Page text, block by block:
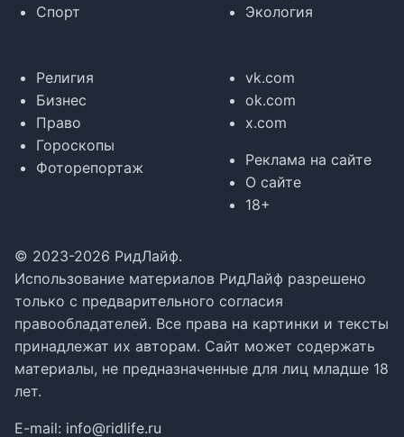
Спорт
Экология
Религия
Бизнес
Право
Гороскопы
Фоторепортаж
vk.com
ok.com
x.com
Реклама на сайте
О сайте
18+
© 2023-2026 РидЛайф.
Использование материалов РидЛайф разрешено
только с предварительного согласия
правообладателей. Все права на картинки и тексты
принадлежат их авторам. Сайт может содержать
материалы, не предназначенные для лиц младше 18
лет.
E-mail: info@ridlife.ru